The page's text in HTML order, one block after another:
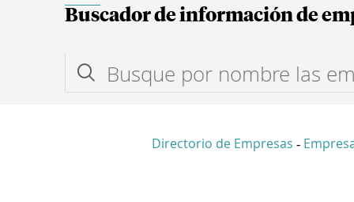
Buscador de información de
Directorio de Empresas -